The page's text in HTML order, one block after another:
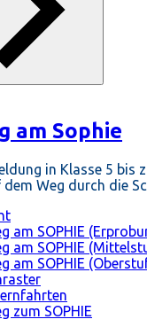
am Sophie
in Klasse 5 bis
Weg durch die
am SOPHIE
am SOPHIE
am SOPHIE
zum SOPHIE